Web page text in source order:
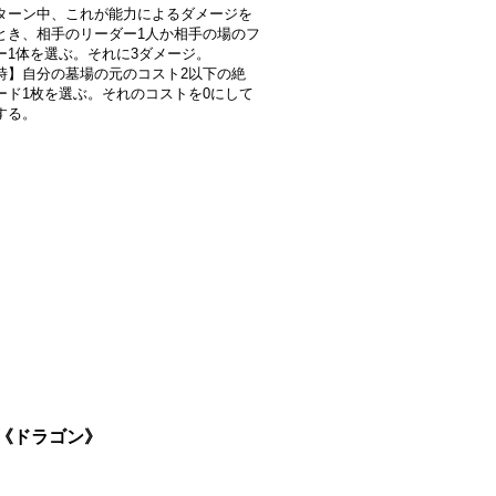
ーン中、これが能力によるダメージを
き、相手のリーダー1人か相手の場のフ
1体を選ぶ。それに3ダメージ。
】自分の墓場の元のコスト2以下の絶
ド1枚を選ぶ。それのコストを0にして
。
ドラゴン》